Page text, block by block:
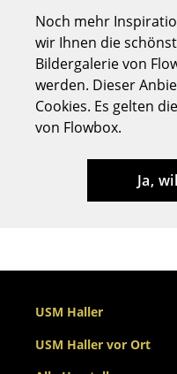
Schreibtische
Sekretäre & PC-
Konferenztische
Stehtische &
Aufbewahren
Noch mehr
wir Ihnen die
Bildergalerie von
werden. Dieser
Cookies. Es gelten
von Flowbox.
Ja,
USM Haller
USM Haller vor Ort